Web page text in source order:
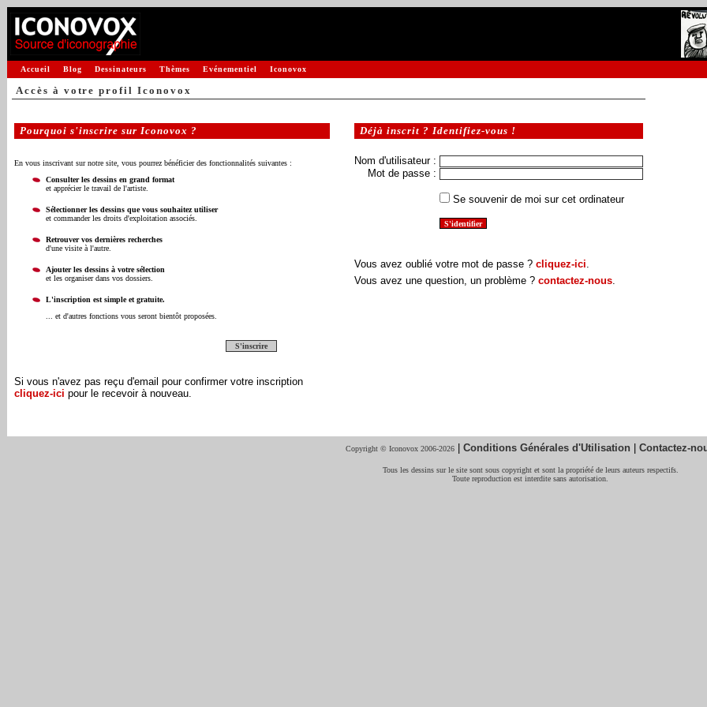
Accueil Blog Dessinateurs Thèmes Evénementiel Iconovox
Accès à votre profil Iconovox
Pourquoi s'inscrire sur Iconovox ? Déjà inscrit ? Identifiez-vous !
En vous inscrivant sur notre site, vous pourrez bénéficier des fonctionnalités suivantes :
Consulter les dessins en grand format
et apprécier le travail de l'artiste.
Sélectionner les dessins que vous souhaitez utiliser
et commander les droits d'exploitation associés.
Retrouver vos dernières recherches
d'une visite à l'autre.
Ajouter les dessins à votre sélection
et les organiser dans vos dossiers.
L'inscription est simple et gratuite.
... et d'autres fonctions vous seront bientôt proposées.
S'inscrire
Si vous n'avez pas reçu d'email pour confirmer votre inscription
cliquez-ici pour le recevoir à nouveau.
Nom d'utilisateur :
Mot de passe :
Se souvenir de moi sur cet ordinateur
Vous avez oublié votre mot de passe ? cliquez-ici
Vous avez une question, un problème ? contactez-nous.
Copyright © Iconovox 2006-2026 | Conditions Générales d'Utilisation | Contactez-
Tous les dessins sur le site sont sous copyright et sont la propriété de leurs auteurs respectifs.
Toute reproduction est interdite sans autorisation.